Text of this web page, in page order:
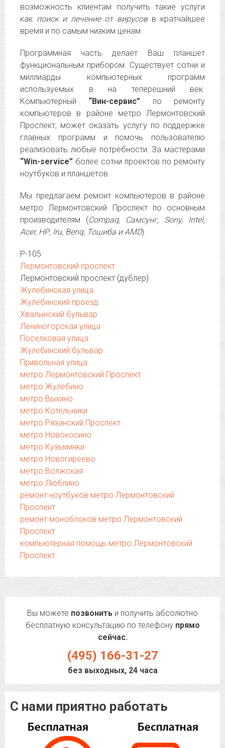
возможность клиентам получить такие услуги
как поиск и лечение от вирусовв кратчайшее
время и по самым низким ценам.
Программная часть делает Ваш планшет
функциональным прибором. Существует сотни и
миллиарды компьютерных программ
используемых в на теперешний век.
Компьютерный “Вин-сервис” по ремонту
компьютеров в районе метро Лермонтовский
Проспект, может оказать услугу по поддержке
главных программ и помочь пользователю
реализовать любые потребности. За мастерами
“Win-service” более сотни проектов по ремонту
ноутбуков и планшетов.
Мы предлагаем ремонт компьютеров в районе
метро Лермонтовский Проспект по основным
производителям (Compaq, Самсунг, Sony, Intel,
Acer, НР, Iru, Benq, Тошиба и AMD).
Р-105
Лермонтовский проспект
Лермонтовский проспект (дублер)
Жулебинская улица
Жулебинский проезд
Хвалынский бульвар
Лениногорская улица
Поселковая улица
Жулебинский бульвар
Привольная улица
метро Лермонтовский Проспект
метро Жулебино
метро Выхино
метро Котельники
метро Рязанский Проспект
метро Новокосино
метро Кузьминки
метро Новогиреево
метро Волжская
метро Люблино
ремонт ноутбуков метро Лермонтовский
Проспект
ремонт моноблоков метро Лермонтовский
Проспект
компьютерная помощь метро Лермонтовский
Проспект
Вы можете позвонить и получить абсолютно
бесплатную консультацию по телефону прямо
сейчас.
(495) 166-31-27
без выходных, 24 часа
С нами приятно работать